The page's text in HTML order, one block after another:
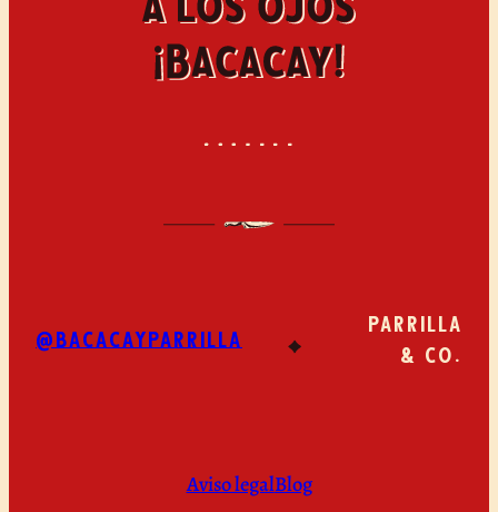
@BACACAYPARRILLA
PARRILLA
& CO.
Aviso legalBlog